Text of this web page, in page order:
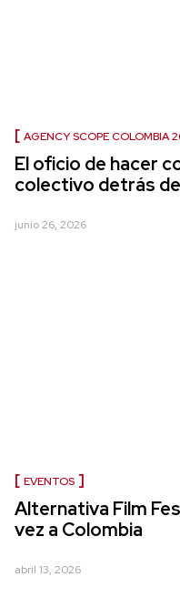
AGENCY SCOPE COLOMBIA
El oficio de hacer
colectivo detrás
junio 26, 2026
EVENTOS
Alternativa Film
vez a Colombia
abril 13, 2026